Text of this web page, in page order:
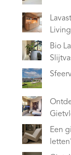
Living
Bio
Een